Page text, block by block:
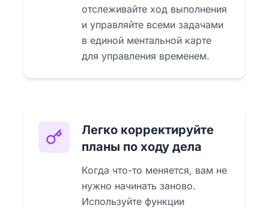
отслеживайте ход выполнения
и управляйте всеми задачами
в единой ментальной карте
для управления временем.
Легко корректируйте
планы по ходу дела
Когда что-то меняется, вам не
нужно начинать заново.
Используйте функции